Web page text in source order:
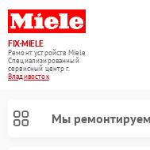
FIX-MIELE
Ремонт устройств Miele
Специализированный
cервисный центр г.
Владивосток
Мы ремонтируем